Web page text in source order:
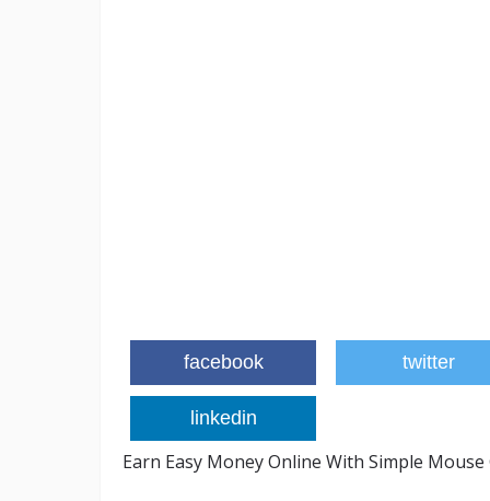
facebook twitter
linkedin
Earn Easy Money Online With Simple